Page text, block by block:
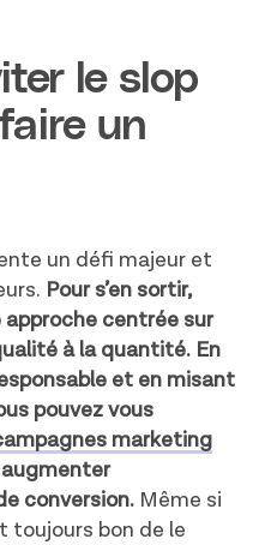
le slop
un
un défi majeur et
Pour s’en sortir,
centrée sur
à la quantité. En
et en misant
pouvez vous
marketing
conversion. Même si
toujours bon de le